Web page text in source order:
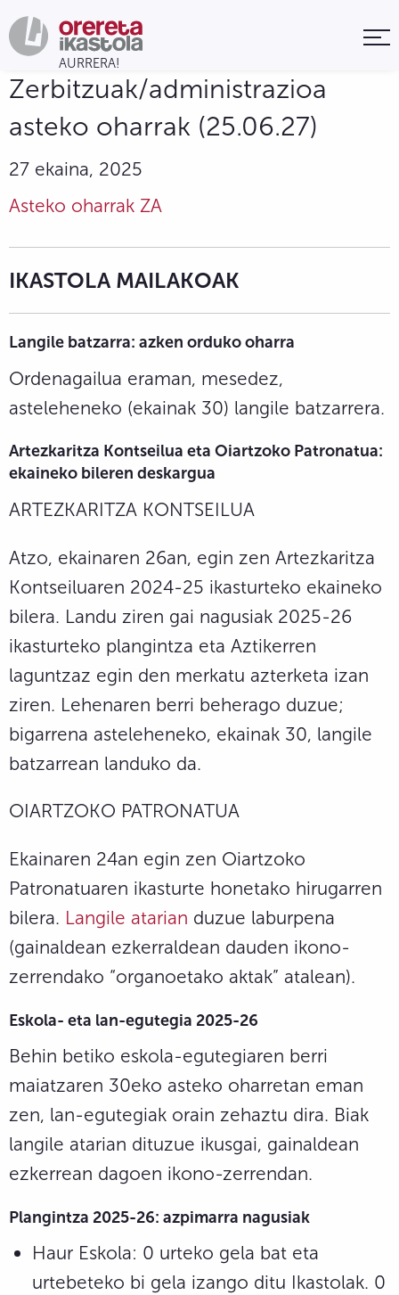
Zerbitzuak/administrazioa
asteko oharrak (25.06.27)
27 ekaina, 2025
Asteko oharrak ZA
IKASTOLA MAILAKOAK
Langile batzarra: azken orduko oharra
Ordenagailua eraman, mesedez,
asteleheneko (ekainak 30) langile batzarrera.
Artezkaritza Kontseilua eta Oiartzoko Patronatua:
ekaineko bileren deskargua
ARTEZKARITZA KONTSEILUA
Atzo, ekainaren 26an, egin zen Artezkaritza
Kontseiluaren 2024-25 ikasturteko ekaineko
bilera. Landu ziren gai nagusiak 2025-26
ikasturteko plangintza eta Aztikerren
laguntzaz egin den merkatu azterketa izan
ziren. Lehenaren berri beherago duzue;
bigarrena asteleheneko, ekainak 30, langile
batzarrean landuko da.
OIARTZOKO PATRONATUA
Ekainaren 24an egin zen Oiartzoko
Patronatuaren ikasturte honetako hirugarren
bilera. Langile atarian duzue laburpena
(gainaldean ezkerraldean dauden ikono-
zerrendako “organoetako aktak” atalean).
Eskola- eta lan-egutegia 2025-26
Behin betiko eskola-egutegiaren berri
maiatzaren 30eko asteko oharretan eman
zen, lan-egutegiak orain zehaztu dira. Biak
langile atarian dituzue ikusgai, gainaldean
ezkerrean dagoen ikono-zerrendan.
Plangintza 2025-26: azpimarra nagusiak
Haur Eskola: 0 urteko gela bat eta
urtebeteko bi gela izango ditu Ikastolak. 0